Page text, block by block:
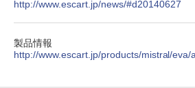
http://www.escart.jp/news/#d20140627
製品情報
http://www.escart.jp/products/mistral/eva/